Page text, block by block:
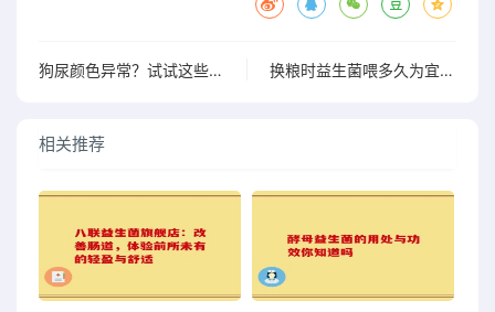
狗尿颜色异常？试试这些益生菌，让爱犬恢复活力与好心情 换粮时益生菌喂多久为宜 换粮期间益生菌的合理投喂时长
相关推荐